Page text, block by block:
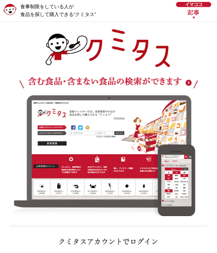
食事制限をしている人が
食品を探して購入できる“クミタス”